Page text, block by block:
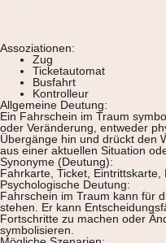
Assoziationen:
Zug
Ticketautomat
Busfahrt
Kontrolleur
Allgemeine Deutung:
Ein Fahrschein im Traum
oder Veränderung, entweder
Übergänge hin und drückt den
aus einer aktuellen Situation
Synonyme (Deutung):
Fahrkarte, Ticket, Eintrittskarte,
Psychologische Deutung:
Fahrschein im Traum kann für
stehen. Er kann
Fortschritte zu machen oder
symbolisieren.